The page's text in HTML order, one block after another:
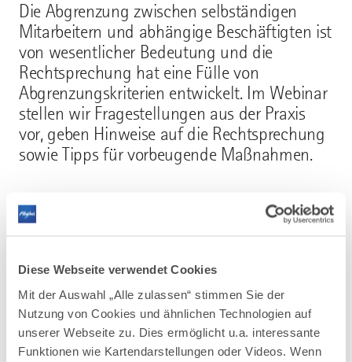
Diese Webseite verwendet Cookies
Mit der Auswahl „Alle zulassen“ stimmen Sie der
Nutzung von Cookies und ähnlichen Technologien auf
unserer Webseite zu. Dies ermöglicht u.a. interessante
Funktionen wie Kartendarstellungen oder Videos. Wenn
Die Abgrenzung zwischen selbständigen
Mitarbeitern und abhängige Beschäftigten ist
von wesentlicher Bedeutung und die
Rechtsprechung hat eine Fülle von
Abgrenzungskriterien entwickelt. Im Webinar
stellen wir Fragestellungen aus der Praxis
vor, geben Hinweise auf die Rechtsprechung
sowie Tipps für vorbeugende Maßnahmen.
Allgäu Digital, Keselstraße 16, 87435 Kempten
Mehr erfahren